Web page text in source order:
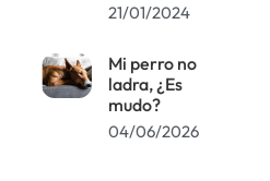
21/01/2024
Mi perro no
ladra, ¿Es
mudo?
04/06/2026